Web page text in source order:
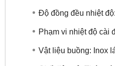
Độ đồng đều nhiệt
Phạm vi nhiệt độ cài
Vật liệu buồng: Inox